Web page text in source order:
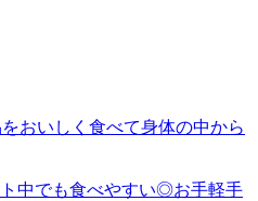
おいしく食べて身体の中から
ト中でも食べやすい◎お手軽手